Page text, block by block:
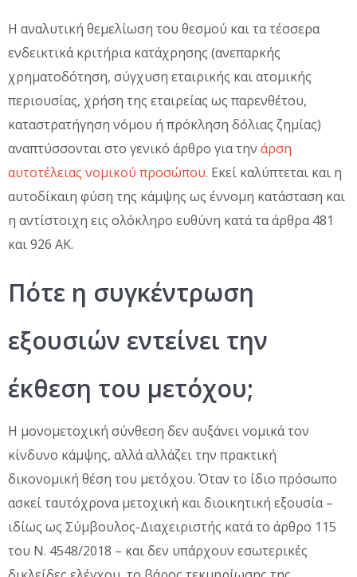
Η αναλυτική θεμελίωση του θεσμού και τα τέσσερα
ενδεικτικά κριτήρια κατάχρησης (ανεπαρκής
χρηματοδότηση, σύγχυση εταιρικής και ατομικής
περιουσίας, χρήση της εταιρείας ως παρενθέτου,
καταστρατήγηση νόμου ή πρόκληση δόλιας ζημίας)
αναπτύσσονται στο γενικό άρθρο για την άρση
αυτοτέλειας νομικού προσώπου. Εκεί καλύπτεται και η
αυτοδίκαιη φύση της κάμψης ως έννομη κατάσταση και
η αντίστοιχη εις ολόκληρο ευθύνη κατά τα άρθρα 481
και 926 ΑΚ.
Πότε η συγκέντρωση
εξουσιών εντείνει την
έκθεση του μετόχου;
Η μονομετοχική σύνθεση δεν αυξάνει νομικά τον
κίνδυνο κάμψης, αλλά αλλάζει την πρακτική
δικονομική θέση του μετόχου. Όταν το ίδιο πρόσωπο
ασκεί ταυτόχρονα μετοχική και διοικητική εξουσία –
ιδίως ως Σύμβουλος-Διαχειριστής κατά το άρθρο 115
του Ν. 4548/2018 – και δεν υπάρχουν εσωτερικές